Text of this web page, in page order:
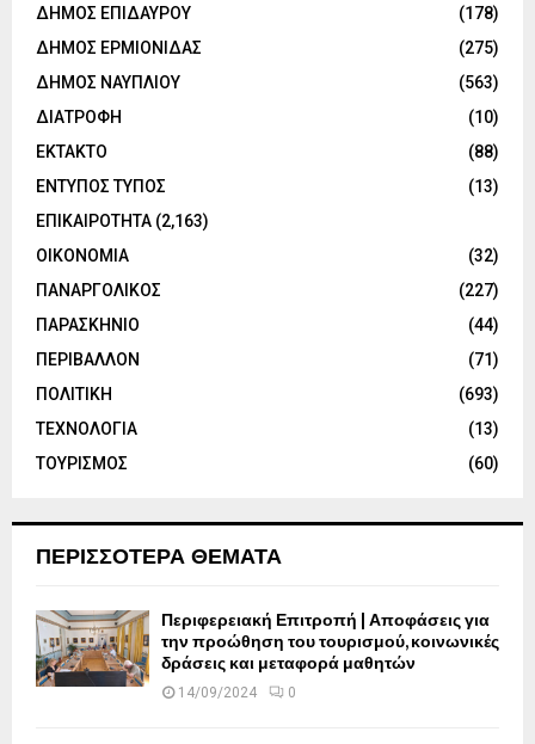
ΔΗΜΟΣ ΕΠΙΔΑΥΡΟΥ
(178)
ΔΗΜΟΣ ΕΡΜΙΟΝΙΔΑΣ
(275)
ΔΗΜΟΣ ΝΑΥΠΛΙΟΥ
(563)
ΔΙΑΤΡΟΦΗ
(10)
ΕΚΤΑΚΤΟ
(88)
ΕΝΤΥΠΟΣ ΤΥΠΟΣ
(13)
ΕΠΙΚΑΙΡΟΤΗΤΑ (2,163)
ΟΙΚΟΝΟΜΙΑ
(32)
ΠΑΝΑΡΓΟΛΙΚΟΣ
(227)
ΠΑΡΑΣΚΗΝΙΟ
(44)
ΠΕΡΙΒΑΛΛΟΝ
(71)
ΠΟΛΙΤΙΚΗ
(693)
ΤΕΧΝΟΛΟΓΙΑ
(13)
ΤΟΥΡΙΣΜΟΣ
(60)
ΠΕΡΙΣΣΟΤΕΡΑ ΘΕΜΑΤΑ
Περιφερειακή Επιτροπή | Αποφάσεις για
την προώθηση του τουρισμού, κοινωνικές
δράσεις και μεταφορά μαθητών
14/09/2024 0